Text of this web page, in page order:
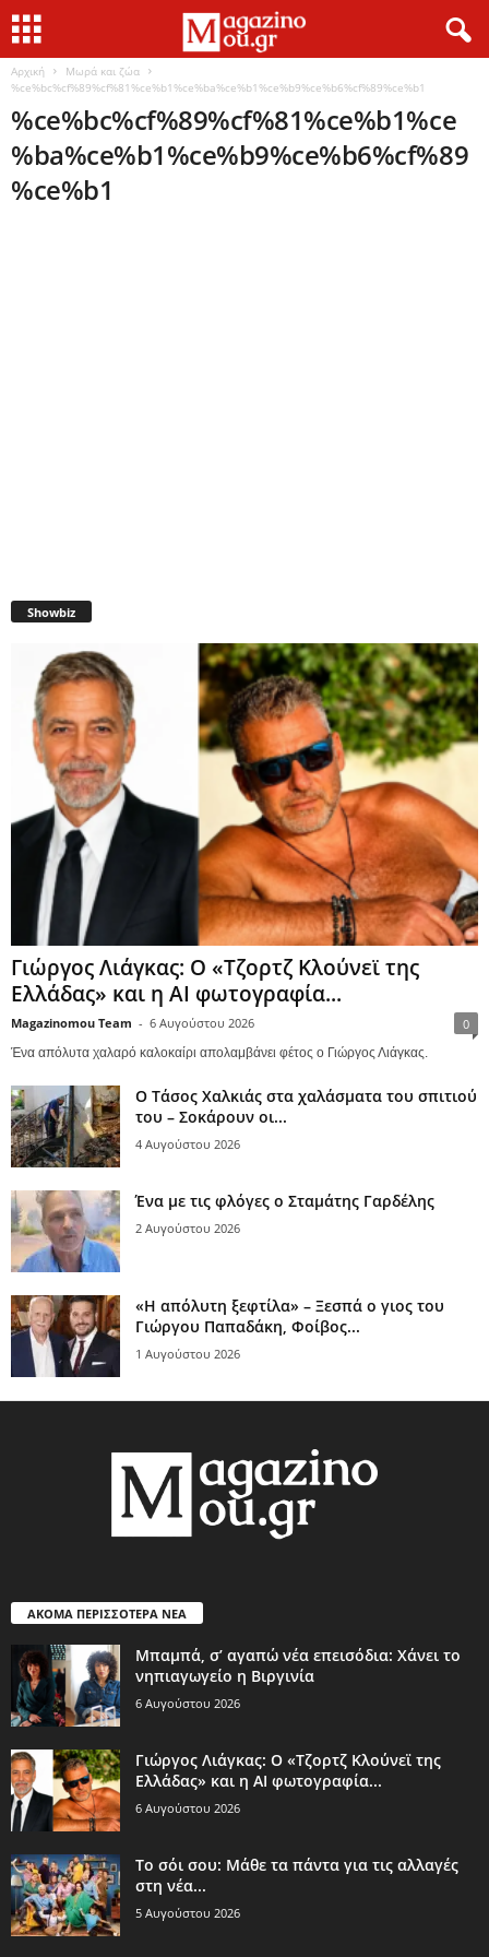
Αρχική
Μωρά και ζώα
%ce%bc%cf%89%cf%81%ce%b1%ce%ba%ce%b1%ce%b9%ce%b6%cf%89%ce%b1
%ce%bc%cf%89%cf%81%ce%b1%ce
%ba%ce%b1%ce%b9%ce%b6%cf%89
%ce%b1
Showbiz
Γιώργος Λιάγκας: Ο «Τζορτζ Κλούνεϊ της
Ελλάδας» και η AI φωτογραφία...
Magazinomou Team - 6 Αυγούστου 2026 0
Ένα απόλυτα χαλαρό καλοκαίρι απολαμβάνει φέτος ο Γιώργος Λιάγκας.
Ο Τάσος Χαλκιάς στα χαλάσματα του σπιτιού
του – Σοκάρουν οι...
4 Αυγούστου 2026
Ένα με τις φλόγες ο Σταμάτης Γαρδέλης
2 Αυγούστου 2026
«Η απόλυτη ξεφτίλα» – Ξεσπά ο γιος του
Γιώργου Παπαδάκη, Φοίβος...
1 Αυγούστου 2026
ΑΚΟΜΑ ΠΕΡΙΣΣΟΤΕΡΑ ΝΕΑ
Μπαμπά, σ’ αγαπώ νέα επεισόδια: Χάνει το
νηπιαγωγείο η Βιργινία
6 Αυγούστου 2026
Γιώργος Λιάγκας: Ο «Τζορτζ Κλούνεϊ της
Ελλάδας» και η AI φωτογραφία...
6 Αυγούστου 2026
Το σόι σου: Μάθε τα πάντα για τις αλλαγές
στη νέα...
5 Αυγούστου 2026